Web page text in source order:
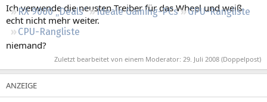
RX 9000 „Deals“
Ideale Gaming-PCs
GPU-Rangliste
CPU-Rangliste
Ich verwende die neusten Treiber für das Wheel und weiß
echt nicht mehr weiter.
niemand?
Zuletzt bearbeitet von einem Moderator: 29. Juli 2008 (Doppelpost)